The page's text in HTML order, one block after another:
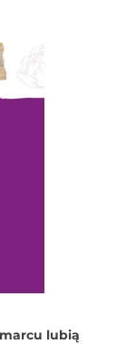
lubią